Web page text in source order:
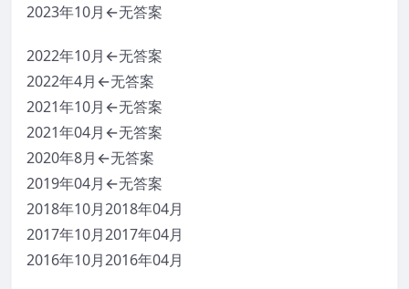
2023年10月←无答案
2022年10月←无答案
2022年4月←无答案
2021年10月←无答案
2021年04月←无答案
2020年8月←无答案
2019年04月←无答案
2018年10月2018年04月
2017年10月2017年04月
2016年10月2016年04月